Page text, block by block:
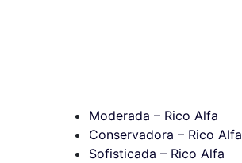
Moderada – Rico Alfa
Conservadora – Rico Alfa
Sofisticada – Rico Alfa